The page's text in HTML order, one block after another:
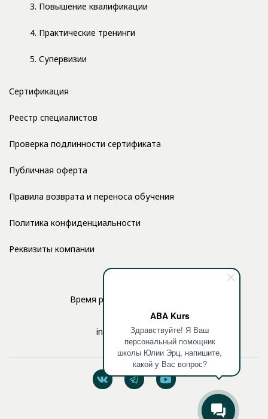
ABA Kurs
Здравствуйте! Я Ваш
персональный помощник
школы Юлии Эрц, напишите,
какой у Вас вопрос?
3. Повышение квалификации
4. Практические тренинги
5. Супервизии
Сертификация
Реестр специалистов
Проверка подлинности сертификата
Публичная оферта
Правила возврата и переноса обучения
Политика конфиденциальности
Реквизиты компании
Время работы: с 10:00 до 17:00
info@aba-kurs.com